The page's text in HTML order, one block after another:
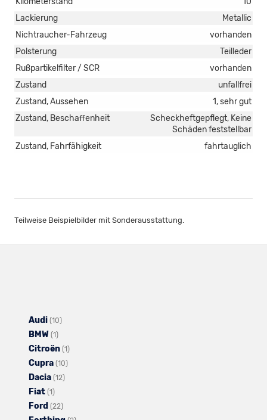
Lackierung
Metallic
Nichtraucher-Fahrzeug
vorhanden
Polsterung
Teilleder
Rußpartikelfilter / SCR
vorhanden
Zustand
unfallfrei
Zustand, Aussehen
1, sehr gut
Zustand, Beschaffenheit
Scheckheftgepflegt, Keine
Schäden feststellbar
Zustand, Fahrfähigkeit
fahrtauglich
Teilweise Beispielbilder mit Sonderausstattung.
Audi (10)
von
Audi
anzeigen
BMW (1)
Fahrzeuge
von
BMW
Citroën (1)
Cupra (10)
Dacia (12)
Fiat (1)
Fahrzeuge
Ford (22)